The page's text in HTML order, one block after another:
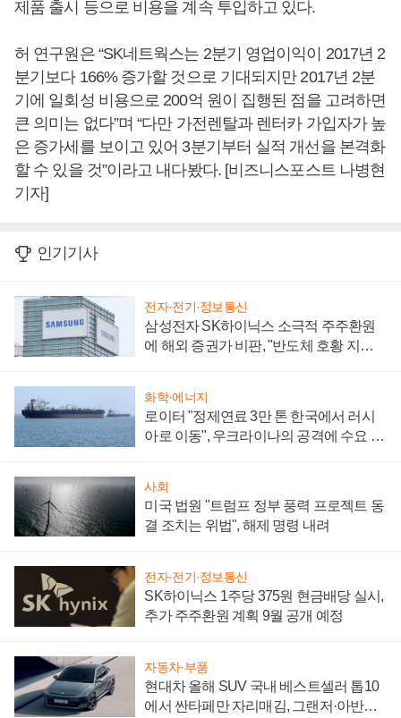
제품 출시 등으로 비용을 계속 투입하고 있다.
허 연구원은 “SK네트웍스는 2분기 영업이익이 2017년 2
분기보다 166% 증가할 것으로 기대되지만 2017년 2분
기에 일회성 비용으로 200억 원이 집행된 점을 고려하면
큰 의미는 없다”며 “다만 가전렌탈과 렌터카 가입자가 높
은 증가세를 보이고 있어 3분기부터 실적 개선을 본격화
할 수 있을 것”이라고 내다봤다. [비즈니스포스트 나병현
기자]
인기기사
전자·전기·정보통신
삼성전자 SK하이닉스 소극적 주주환원
에 해외 증권가 비판, "반도체 호황 지속
화학·에너지
로이터 "정제연료 3만 톤 한국에서 러시
아로 이동", 우크라이나의 공격에 수요 늘
사회
미국 법원 "트럼프 정부 풍력 프로젝트 동
결 조치는 위법", 해제 명령 내려
전자·전기·정보통신
SK하이닉스 1주당 375원 현금배당 실시,
추가 주주환원 계획 9월 공개 예정
자동차·부품
현대차 올해 SUV 국내 베스트셀러 톱10
에서 싼타페만 자리매김, 그랜저·아반떼